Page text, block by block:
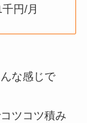
円/月
な感じで
ツコツ積み